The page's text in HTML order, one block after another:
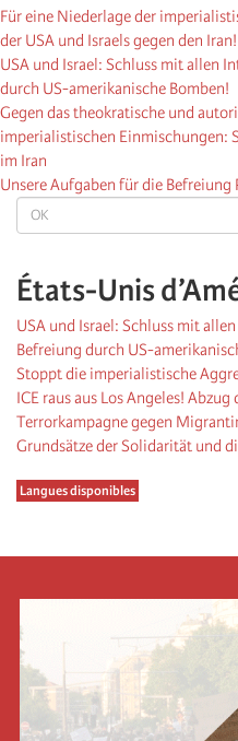
OK
États-Unis
USA und Israel: Schluss mit
Befreiung durch US-
Stoppt die imperialistische
ICE raus aus Los Angeles!
Terrorkampagne gegen
Grundsätze der Solidarität und
Langues disponibles
Für eine Niederlage der
der USA und Israels gegen den Iran!
USA und Israel: Schluss mit allen
durch US-amerikanische Bomben!
Gegen das theokratische und
imperialistischen Einmischungen:
im Iran
Unsere Aufgaben für die Befreiung